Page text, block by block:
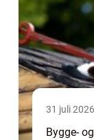
31 juli 2026
Bygge-